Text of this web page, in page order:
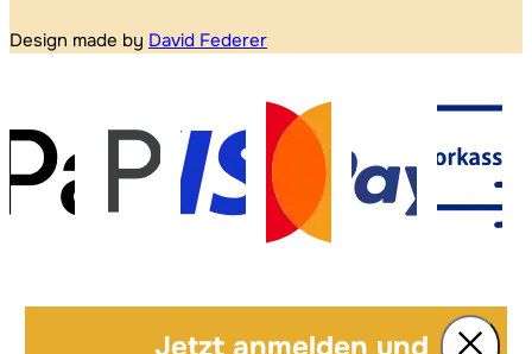
Design made by David Federer